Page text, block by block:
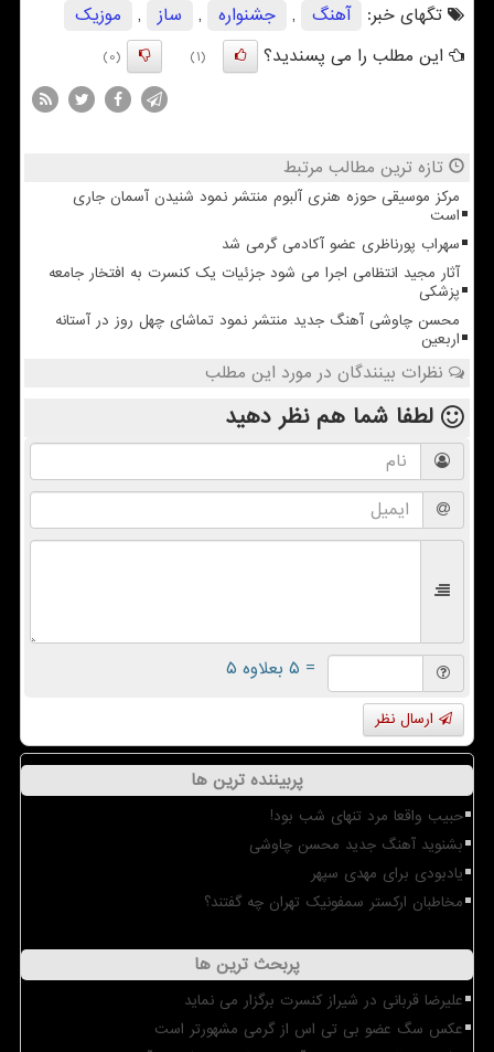
تگهای خبر:
آهنگ , جشنواره , ساز ,
موزیك
این مطلب را می پسندید؟
(1)
(0)
تازه ترین مطالب مرتبط
مرکز موسیقی حوزه هنری آلبوم منتشر نمود شنیدن آسمان جاری
است
سهراب پورناظری عضو آکادمی گرمی شد
آثار مجید انتظامی اجرا می شود جزئیات یک کنسرت به افتخار جامعه
پزشکی
محسن چاوشی آهنگ جدید منتشر نمود تماشای چهل روز در آستانه
اربعین
نظرات بینندگان در مورد این مطلب
لطفا شما همنظر دهید
= ۵ بعلاوه ۵
ارسال نظر
پربیننده ترین ها
حبیب واقعا مرد تنهای شب بود!
بشنوید آهنگ جدید محسن چاوشی
یادبودی برای مهدی سپهر
مخاطبان ارکستر سمفونیک تهران چه گفتند؟
پربحث ترین ها
علیرضا قربانی در شیراز کنسرت برگزار می نماید
عکس سگ عضو بی تی اس از گرمی مشهورتر است